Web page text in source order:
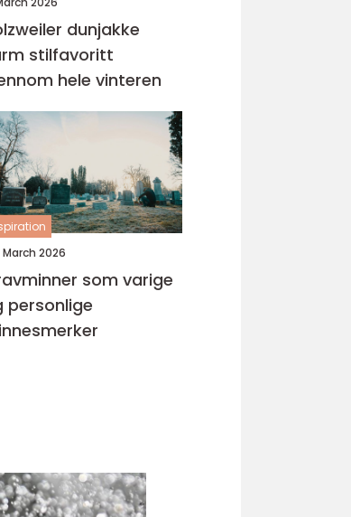
dunjakke
stilfavoritt
hele vinteren
2026
som varige
personlige